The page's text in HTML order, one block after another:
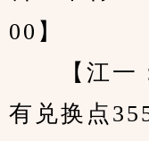
00】
【江一：
有兑换点